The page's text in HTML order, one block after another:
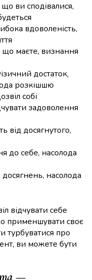
ви сподівалися,
вдоволеність,
що маєте, визнання
достаток,
розкішшю
собі
задоволення
від досягнутого,
до себе, насолода
насолода
відчувати себе
применшувати своє
турбуватися про
ви можете бути
—